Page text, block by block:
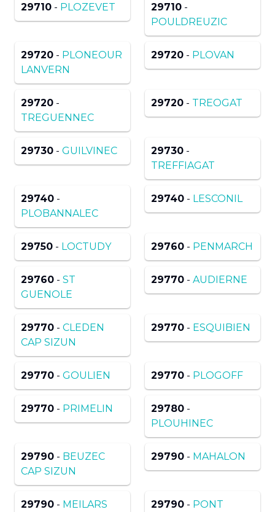
29710 - PLOZEVET 29710 -
POULDREUZIC
29720 - PLONEOUR
LANVERN
29720 - PLOVAN
29720 -
TREGUENNEC
29720 - TREOGAT
29730 - GUILVINEC 29730 -
TREFFIAGAT
29740 -
PLOBANNALEC
29740 - LESCONIL
29750 - LOCTUDY 29760 - PENMARCH
29760 - ST
GUENOLE
29770 - AUDIERNE
29770 - CLEDEN
CAP SIZUN
29770 - ESQUIBIEN
29770 - GOULIEN 29770 - PLOGOFF
29770 - PRIMELIN 29780 -
PLOUHINEC
29790 - BEUZEC
CAP SIZUN
29790 - MAHALON
29790 - MEILARS 29790 - PONT